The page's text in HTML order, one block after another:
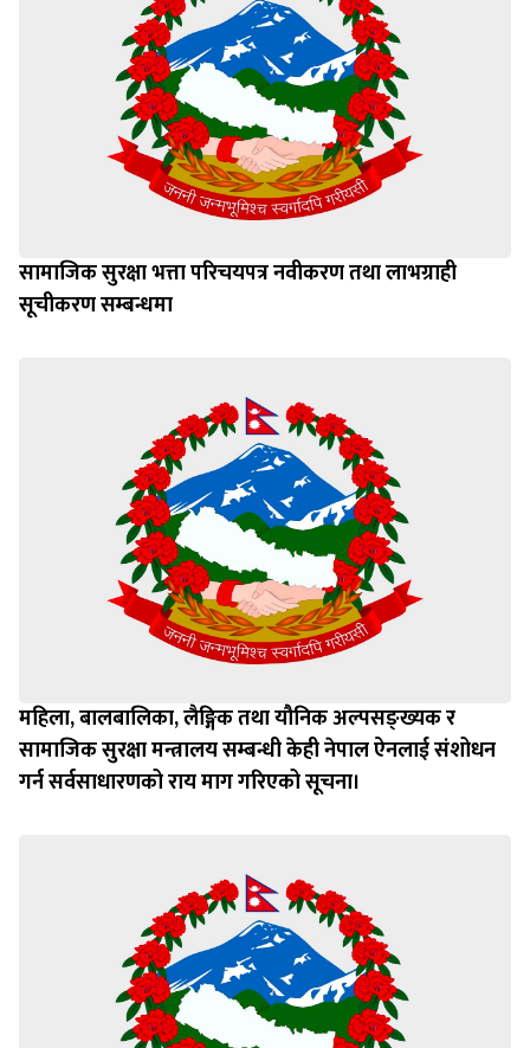
सामाजिक सुरक्षा भत्ता परिचयपत्र नवीकरण तथा लाभग्राही
सूचीकरण सम्बन्धमा
महिला, बालबालिका, लैङ्गिक तथा यौनिक अल्पसङ्ख्यक र
सामाजिक सुरक्षा मन्त्रालय सम्बन्धी केही नेपाल ऐनलाई संशोधन
गर्न सर्वसाधारणको राय माग गरिएको सूचना।